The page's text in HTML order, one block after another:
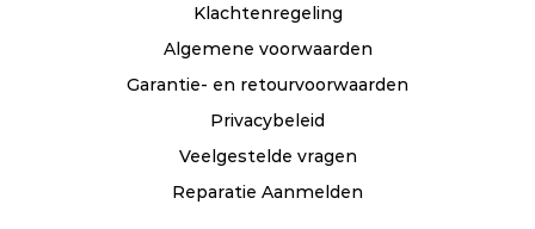
Klachtenregeling
Algemene voorwaarden
Garantie- en retourvoorwaarden
Privacybeleid
Veelgestelde vragen
Reparatie Aanmelden